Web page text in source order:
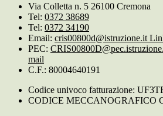
Via Colletta n. 5 26100 Cremona
Tel: 0372 38689
Tel: 0372 34190
Email: cris00800d@istruzione.it
PEC:
mail
C.F.: 80004640191
Codice univoco fatturazione:
CODICE MECCANOGRAFICO